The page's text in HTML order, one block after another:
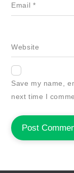
Email *
Website
Save my name,
next time I